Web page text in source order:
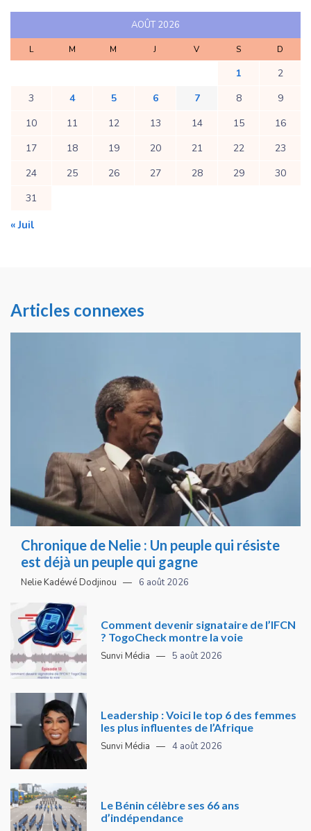
AOÛT 2026
L M M J V S D
1
2
3
4 5 6 7 8
9
10
11 12 13 14 15
16
17
18 19 20 21 22
23
24
25 26 27 28 29
30
31
« Juil
Articles connexes
Chronique de Nelie : Un peuple qui résiste
est déjà un peuple qui gagne
Nelie Kadéwé Dodjinou 6 août 2026
Comment devenir signataire de l’IFCN
? TogoCheck montre la voie
Sunvi Média 5 août 2026
Leadership : Voici le top 6 des femmes
les plus influentes de l’Afrique
Sunvi Média 4 août 2026
Le Bénin célèbre ses 66 ans
d’indépendance